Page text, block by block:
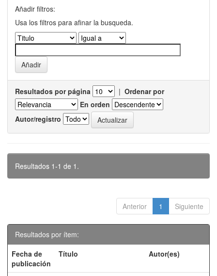
Añadir filtros:
Usa los filtros para afinar la busqueda.
Resultados por página | Ordenar por
En orden
Autor/registro
Resultados 1-1 de 1.
Anterior 1 Siguiente
Resultados por ítem:
Fecha de
publicación
Título Autor(es)